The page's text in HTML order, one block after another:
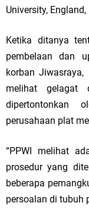
University, England,
Ketika ditanya
pembelaan dan
korban Jiwasraya,
melihat gelagat
dipertontonkan
perusahaan plat
“PPWI melihat
prosedur yang
beberapa
persoalan di tubuh